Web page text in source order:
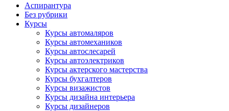
Аспирантура
Без рубрики
Курсы
Курсы автомаляров
Курсы автомехаников
Курсы автослесарей
Курсы автоэлектриков
Курсы актерского мастерства
Курсы бухгалтеров
Курсы визажистов
Курсы дизайна интерьера
Курсы дизайнеров